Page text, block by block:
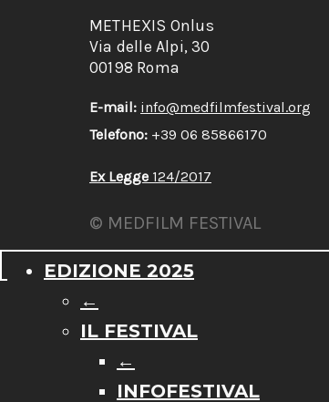
METHEXIS Onlus
Via delle Alpi, 30
00198 Roma
E-mail: info@medfilmfestival.org
Telefono: +39 06 85866170
Ex Legge 124/2017
© MEDFILM FESTIVAL
EDIZIONE 2025
←
IL FESTIVAL
←
INFOFESTIVAL